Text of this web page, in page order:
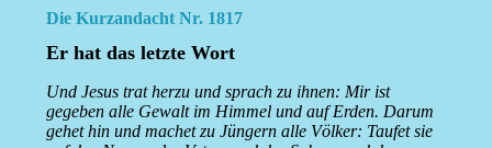
Die Kurzandacht Nr. 1817
Er hat das letzte Wort
Und Jesus trat herzu und sprach zu ihnen: Mir ist
gegeben alle Gewalt im Himmel und auf Erden. Darum
gehet hin und machet zu Jüngern alle Völker: Taufet sie